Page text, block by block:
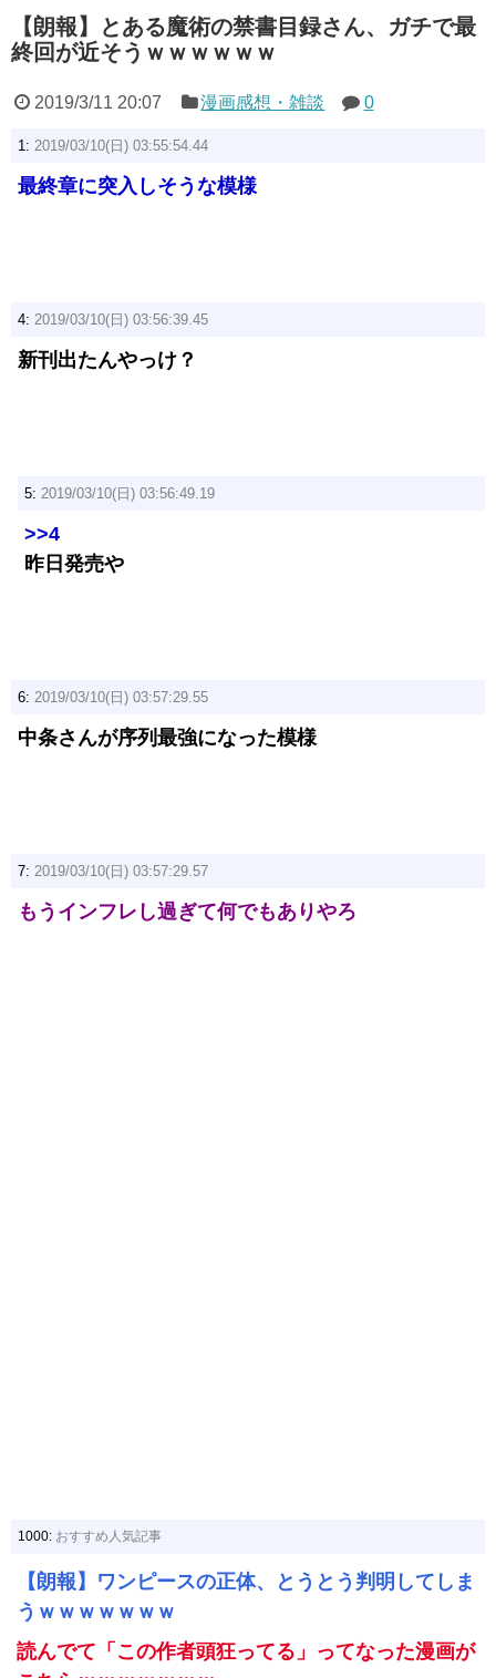
【朗報】とある魔術の禁書目録さん、ガチで最
終回が近そうｗｗｗｗｗｗ
2019/3/11 20:07 漫画感想・雑談 0
1: 2019/03/10(日) 03:55:54.44
最終章に突入しそうな模様
4: 2019/03/10(日) 03:56:39.45
新刊出たんやっけ？
5: 2019/03/10(日) 03:56:49.19
>>4
昨日発売や
6: 2019/03/10(日) 03:57:29.55
中条さんが序列最強になった模様
7: 2019/03/10(日) 03:57:29.57
もうインフレし過ぎて何でもありやろ
1000: おすすめ人気記事
【朗報】ワンピースの正体、とうとう判明してしま
うｗｗｗｗｗｗｗ
読んでて「この作者頭狂ってる」ってなった漫画が